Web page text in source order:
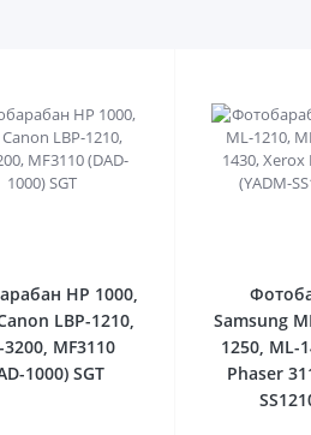
HP 1000,
LBP-1210,
3200, MF3110
1000) SGT
Samsung
1250, ML-
Phaser